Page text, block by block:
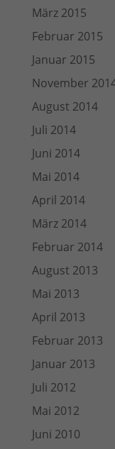
März 2015
Februar 2015
Januar 2015
November
August 2014
Juli 2014
Juni 2014
Mai 2014
April 2014
März 2014
Februar 2014
August 2013
Mai 2013
April 2013
Februar 2013
Januar 2013
Juli 2012
Mai 2012
Juni 2010